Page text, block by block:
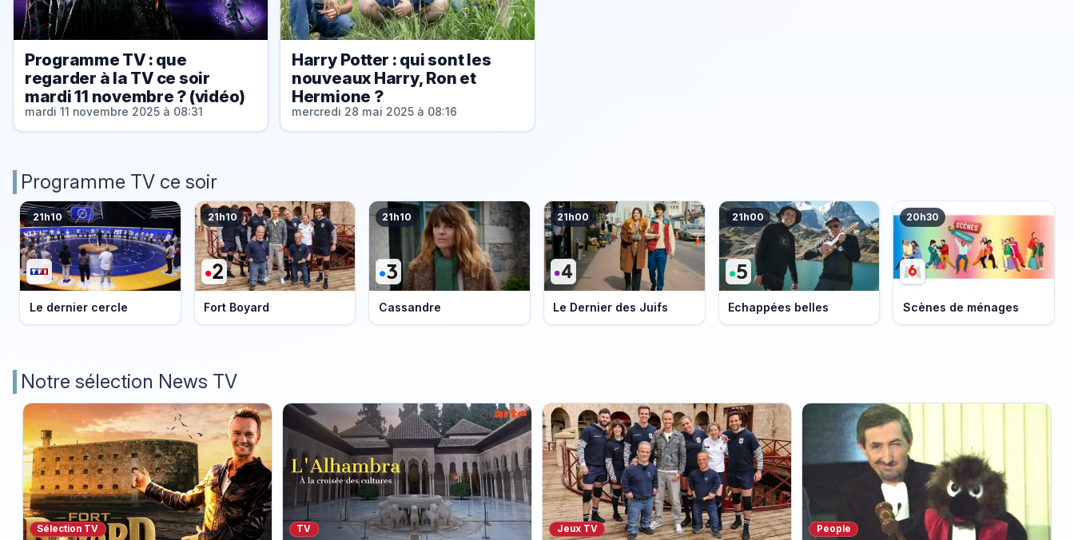
Programme TV : que
regarder à la TV ce soir
mardi 11 novembre ? (vidéo)
mardi 11 novembre 2025 à 08:31
Harry Potter : qui sont les
nouveaux Harry, Ron et
Hermione ?
mercredi 28 mai 2025 à 08:16
Programme TV ce soir
21h10
Le dernier cercle
21h10
Fort Boyard
21h10
Cassandre
21h00
Le Dernier des Juifs
21h00
Echappées belles
20h30
Scènes de ménages
Notre sélection News TV
Sélection TV TV Jeux TV People